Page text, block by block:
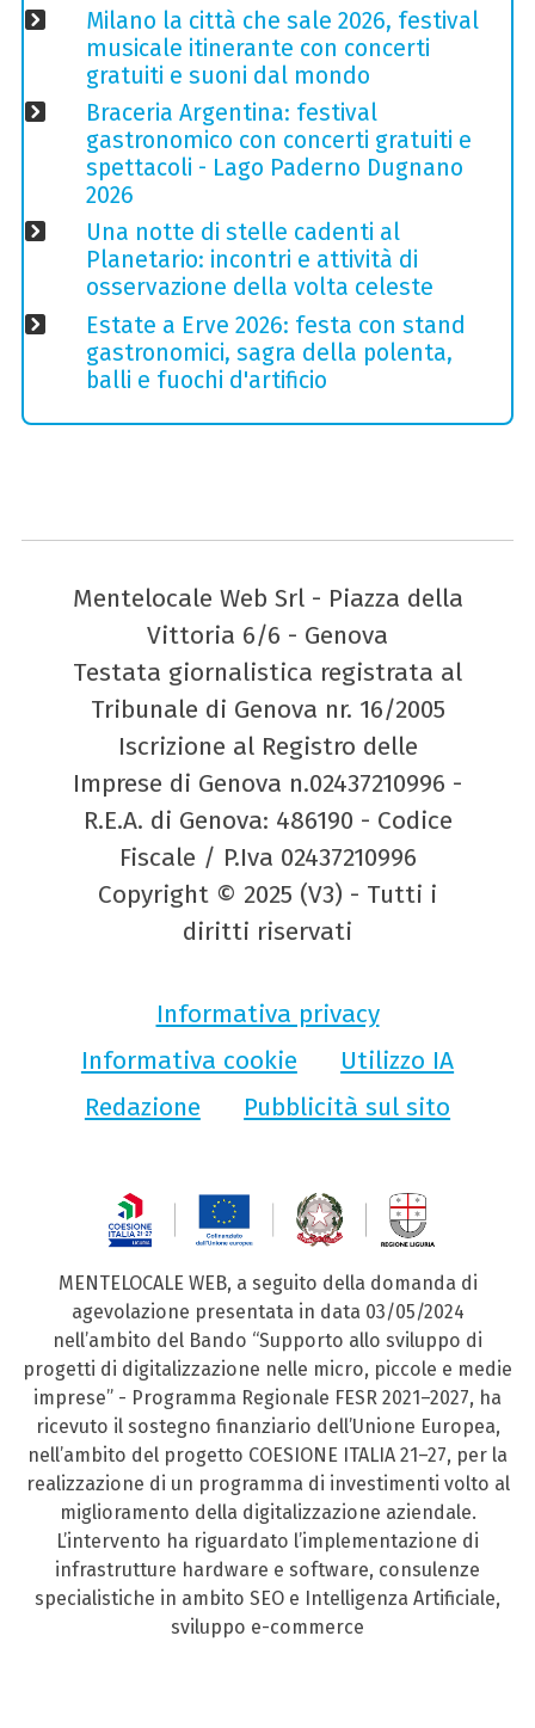
Milano la città che sale 2026, festival
musicale itinerante con concerti
gratuiti e suoni dal mondo
Braceria Argentina: festival
gastronomico con concerti gratuiti e
spettacoli - Lago Paderno Dugnano
2026
Una notte di stelle cadenti al
Planetario: incontri e attività di
osservazione della volta celeste
Estate a Erve 2026: festa con stand
gastronomici, sagra della polenta,
balli e fuochi d'artificio
Mentelocale Web Srl - Piazza della
Vittoria 6/6 - Genova
Testata giornalistica registrata al
Tribunale di Genova nr. 16/2005
Iscrizione al Registro delle
Imprese di Genova n.02437210996 -
R.E.A. di Genova: 486190 - Codice
Fiscale / P.Iva 02437210996
Copyright © 2025 (V3) - Tutti i
diritti riservati
Informativa privacy
Informativa cookie
Utilizzo IA
Redazione
Pubblicità sul sito
MENTELOCALE WEB, a seguito della domanda di
agevolazione presentata in data 03/05/2024
nell’ambito del Bando “Supporto allo sviluppo di
progetti di digitalizzazione nelle micro, piccole e medie
imprese” - Programma Regionale FESR 2021–2027, ha
ricevuto il sostegno finanziario dell’Unione Europea,
nell’ambito del progetto COESIONE ITALIA 21–27, per la
realizzazione di un programma di investimenti volto al
miglioramento della digitalizzazione aziendale.
L’intervento ha riguardato l’implementazione di
infrastrutture hardware e software, consulenze
specialistiche in ambito SEO e Intelligenza Artificiale,
sviluppo e-commerce